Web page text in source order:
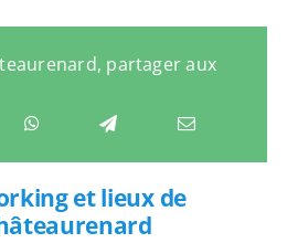
partager aux
et lieux de